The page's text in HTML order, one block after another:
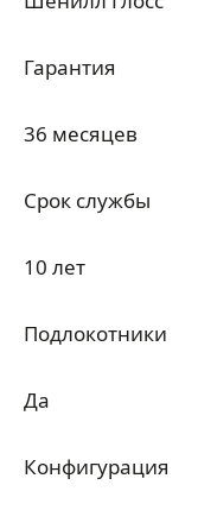
Гарантия
36 месяцев
Срок службы
10 лет
Подлокотники
Да
Конфигурация